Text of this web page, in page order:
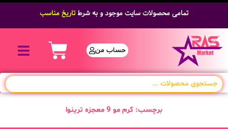
تمامی محصولات سایت موجود و به شرطتاریخ مناسب
حساب من
برچسب: کرم مو 9 معجزه ترینوا